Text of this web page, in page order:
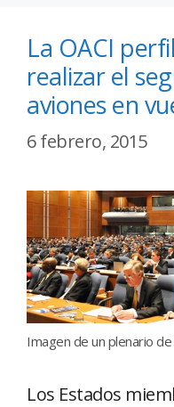
La OACI
realizar el
aviones en
6 febrero, 2015
Imagen de un plenario de
Los Estados